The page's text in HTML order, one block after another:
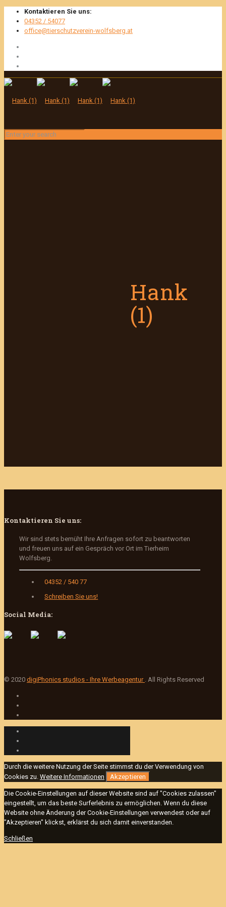
Kontaktieren Sie uns:
04352 / 54077
office@tierschutzverein-wolfsberg.at
Hank
(1)
Kontaktieren Sie uns:
Wir sind stets bemüht Ihre Anfragen sofort zu beantworten
und freuen uns auf ein Gespräch vor Ort im Tierheim
Wolfsberg.
04352 / 540 77
Schreiben Sie uns!
Social Media:
© 2020 digiPhonics studios - Ihre Werbeagentur . All Rights Reserved
Durch die weitere Nutzung der Seite stimmst du der Verwendung von
Cookies zu. Weitere Informationen Akzeptieren
Die Cookie-Einstellungen auf dieser Website sind auf "Cookies zulassen"
eingestellt, um das beste Surferlebnis zu ermöglichen. Wenn du diese
Website ohne Änderung der Cookie-Einstellungen verwendest oder auf
"Akzeptieren" klickst, erklärst du sich damit einverstanden.
Schließen